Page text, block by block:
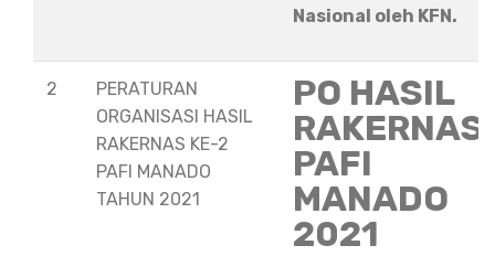
Nasional oleh KFN.
2
PERATURAN
ORGANISASI HASIL
RAKERNAS KE-2
PAFI MANADO
TAHUN 2021
PO HASIL
RAKERNAS
PAFI
MANADO
2021